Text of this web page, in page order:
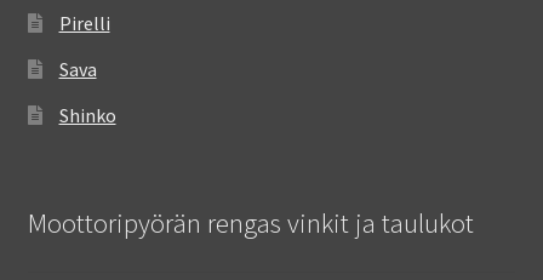
Pirelli
Sava
Shinko
Moottoripyörän rengas vinkit ja taulukot